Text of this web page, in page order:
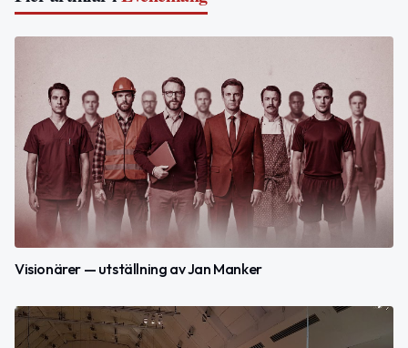
Visionärer — utställning av Jan Manker